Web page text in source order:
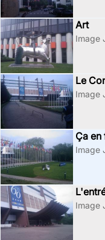
Art
Image
Le
Image
Ça
Image
Image